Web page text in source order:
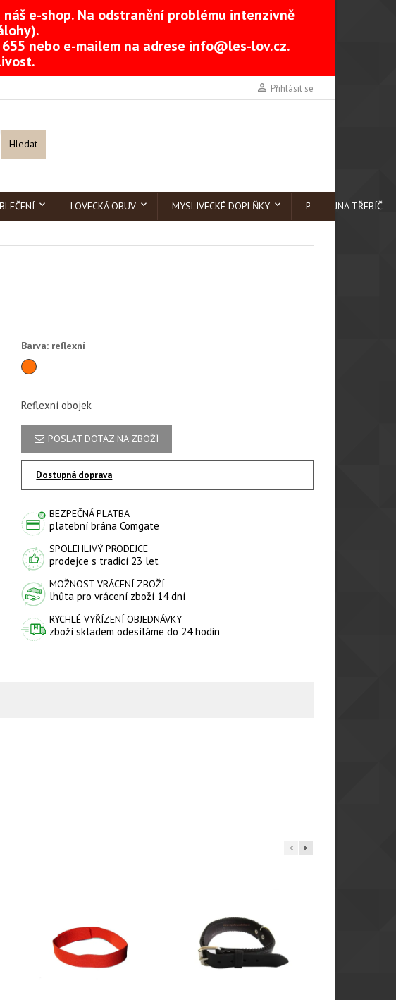
e-shop. Na odstranění problému intenzivně
nebo e-mailem na adrese info@les-lov.cz.
 Přihlásit se
Hledat
LOVECKÁ OBUV MYSLIVECKÉ DOPLŇKY PRODEJNA TŘEBÍČ
Barva: reflexní
reflexní
Reflexní obojek
POSLAT DOTAZ NA ZBOŽÍ
Dostupná doprava
BEZPEČNÁ PLATBA
platební brána Comgate
SPOLEHLIVÝ PRODEJCE
prodejce s tradicí 23 let
MOŽNOST VRÁCENÍ ZBOŽÍ
lhůta pro vrácení zboží 14 dní
RYCHLÉ VYŘÍZENÍ OBJEDNÁVKY
zboží skladem odesíláme do 24 hodin